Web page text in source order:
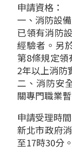
申請資格：
一、消防設備
已領有消防
經驗者。另
第8條規定
2年以上消防
二、消防安
關專門職業
申請受理時間
新北市政府
至17時30分。